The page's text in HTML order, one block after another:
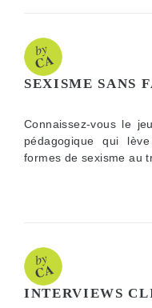
SEXISME SANS
Connaissez-vous le
pédagogique qui
formes de sexisme au
INTERVIEWS